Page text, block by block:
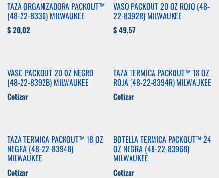
TAZA ORGANIZADORA PACKOUT™
(48-22-8336) MILWAUKEE
$20,02
VASO PACKOUT 20 OZ ROJO (48-
22-8392R) MILWAUKEE
$49,57
VASO PACKOUT 20 OZ NEGRO
(48-22-8392B) MILWAUKEE
Cotizar
TAZA TERMICA PACKOUT™ 18 OZ
ROJA (48-22-8394R) MILWAUKEE
Cotizar
TAZA TERMICA PACKOUT™ 18 OZ
NEGRA (48-22-8394B)
MILWAUKEE
Cotizar
BOTELLA TERMICA PACKOUT™ 24
OZ NEGRA (48-22-8396B)
MILWAUKEE
Cotizar